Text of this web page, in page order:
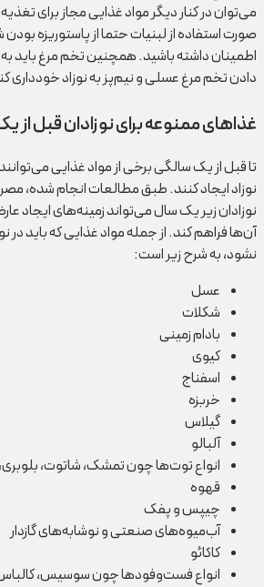
می‌توان در کنار دیگر مواد غذایی مجاز برای تغذیه
صورت استفاده از لبنیات حتما از پاستوریزه بودن
اطمینان داشته باشید. همچنین تخم مرغ باید
دادن تخم مرغ عسلی و نیم‌پز به نوزاد خودداری
غذاهای ممنوعه برای نوزادان قبل از
تا قبل از یک سالگی برخی از مواد غذایی
نوزاد ایجاد کنند. طبق مطالعات انجام شده،
نوزادان زیر یک سال می‌تواند زمینه‌های ایجاد
آن‌ها فراهم کند. از جمله مواد غذایی که باید
نشود، به شرح زیر است:
عسل
شکلات
بادام زمینی
کیوی
اسفناج
خربزه
گیلاس
آلبالو
انواع توت‌ها چون تمشک، شاتوت، بلوبری،
قهوه
چیپس و پفک
آب‌میوه‌های صنعتی و نوشابه‌های گازدار
کاکائو
انواع فست‌وفود‌ها چون سوسیس،